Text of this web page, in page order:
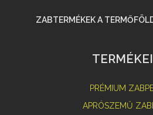
ZABTERMÉKEK A
PRÉMIUM
APRÓSZEMŰ